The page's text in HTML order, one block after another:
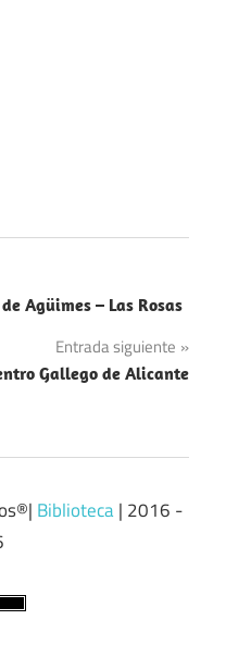
Agüimes – Las Rosas
Entrada siguiente
Gallego de Alicante
Biblioteca| 2016 -